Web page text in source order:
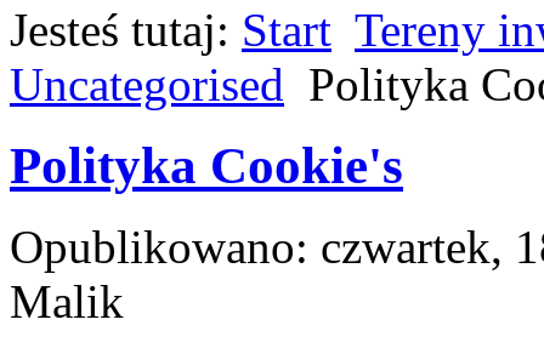
Jesteś tutaj: Start Tereny
Uncategorised Polityka
Polityka Cookie's
Opublikowano: czwartek,
Malik